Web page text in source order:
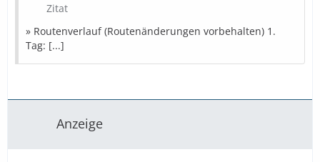
Diese Kreuzfahrt buchen
» Bestpreise für eure Urlaubsplanung
Zitat
» Routenverlauf (Routenänderungen vorbehalten) 1.
Tag: [...]
Anzeige